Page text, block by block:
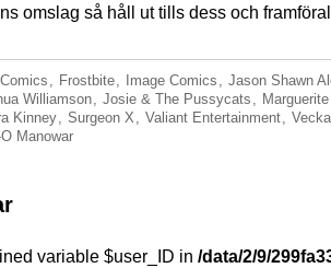
omslag så håll ut tills dess och
, Frostbite, Image Comics , Jason Shawn
Williamson, Josie & The Pussycats ,
Kinney, Surgeon X , Valiant Entertainment,
Manowar
variable $user_ID in /data/2/9/